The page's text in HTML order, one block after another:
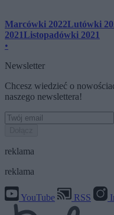
Marcówki 2022Lutówki
2021Listopadówki 2021
•
Newsletter
Chcesz wiedzieć o
naszego newslettera!
reklama
reklama
YouTube RSS